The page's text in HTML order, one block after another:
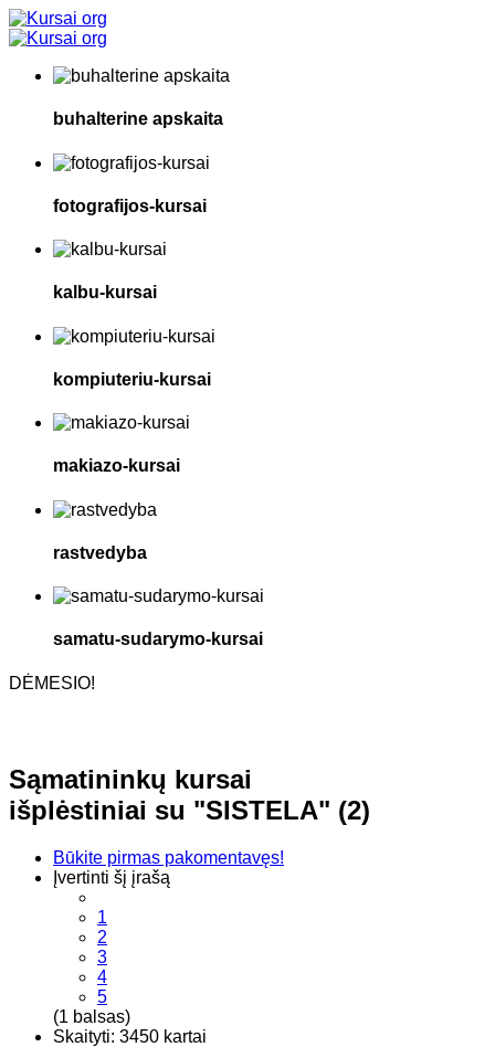
buhalterine apskaita
fotografijos-kursai
kalbu-kursai
kompiuteriu-kursai
makiazo-kursai
rastvedyba
samatu-sudarymo-kursai
DĖMESIO!
Sąmatininkų kursai
išplėstiniai su "SISTELA" (2)
Būkite pirmas pakomentavęs!
Įvertinti šį įrašą
1
2
3
4
5
(1 balsas)
Skaityti: 3450 kartai